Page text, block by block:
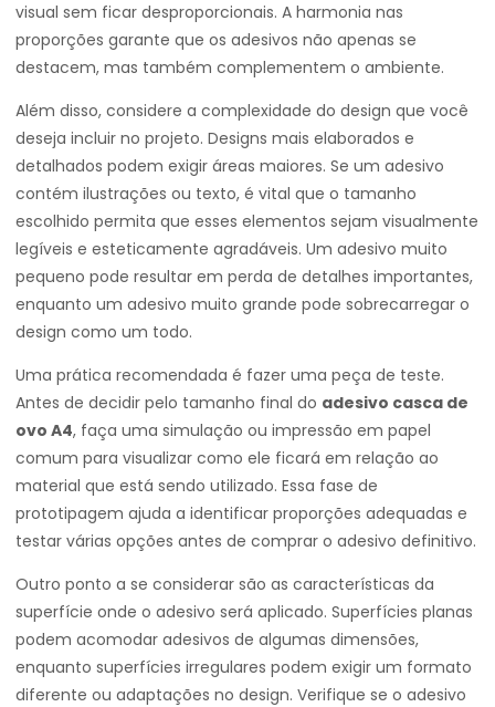
visual sem ficar desproporcionais. A harmonia nas
proporções garante que os adesivos não apenas se
destacem, mas também complementem o ambiente.
Além disso, considere a complexidade do design que você
deseja incluir no projeto. Designs mais elaborados e
detalhados podem exigir áreas maiores. Se um adesivo
contém ilustrações ou texto, é vital que o tamanho
escolhido permita que esses elementos sejam visualmente
legíveis e esteticamente agradáveis. Um adesivo muito
pequeno pode resultar em perda de detalhes importantes,
enquanto um adesivo muito grande pode sobrecarregar o
design como um todo.
Uma prática recomendada é fazer uma peça de teste.
Antes de decidir pelo tamanho final do adesivo casca de
ovo A4, faça uma simulação ou impressão em papel
comum para visualizar como ele ficará em relação ao
material que está sendo utilizado. Essa fase de
prototipagem ajuda a identificar proporções adequadas e
testar várias opções antes de comprar o adesivo definitivo.
Outro ponto a se considerar são as características da
superfície onde o adesivo será aplicado. Superfícies planas
podem acomodar adesivos de algumas dimensões,
enquanto superfícies irregulares podem exigir um formato
diferente ou adaptações no design. Verifique se o adesivo